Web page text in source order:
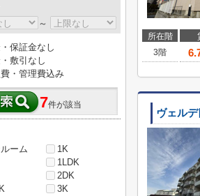
所在階
3階
ヴェル
～
保証金なし
敷引なし
・管理費込み
7件が該当
ーム
1K
1LDK
2DK
3K